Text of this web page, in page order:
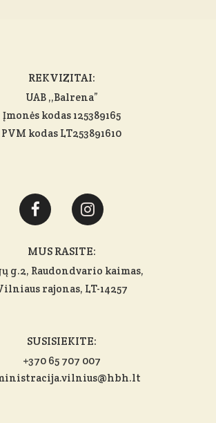
REKVIZITAI:
UAB ,,Balrena”
Įmonės kodas 125389165
PVM kodas LT253891610
MUS RASITE:
g.2, Raudondvario kaimas,
rajonas, LT-14257
SUSISIEKITE:
+370 65 707 007